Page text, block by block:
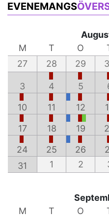
EVENEMANGS
M
T O
27
28 29
3 4 5
10 11 12
17 18 19
24 25 26
31
1 2
M
T O